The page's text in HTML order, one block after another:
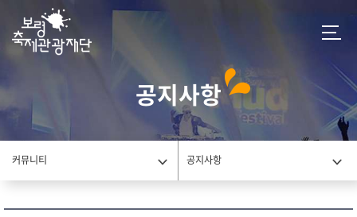
공지사항
커뮤니티 공지사항